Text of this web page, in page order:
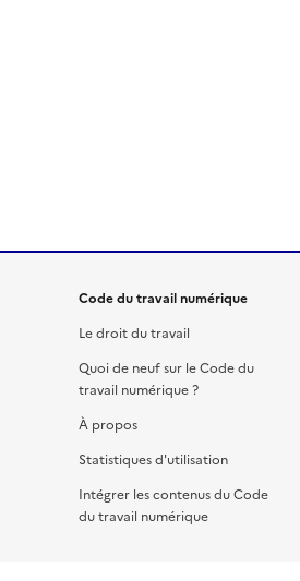
Code du travail numérique
Le droit du travail
Quoi de neuf sur le Code du
travail numérique ?
À propos
Statistiques d'utilisation
Intégrer les contenus du Code
du travail numérique